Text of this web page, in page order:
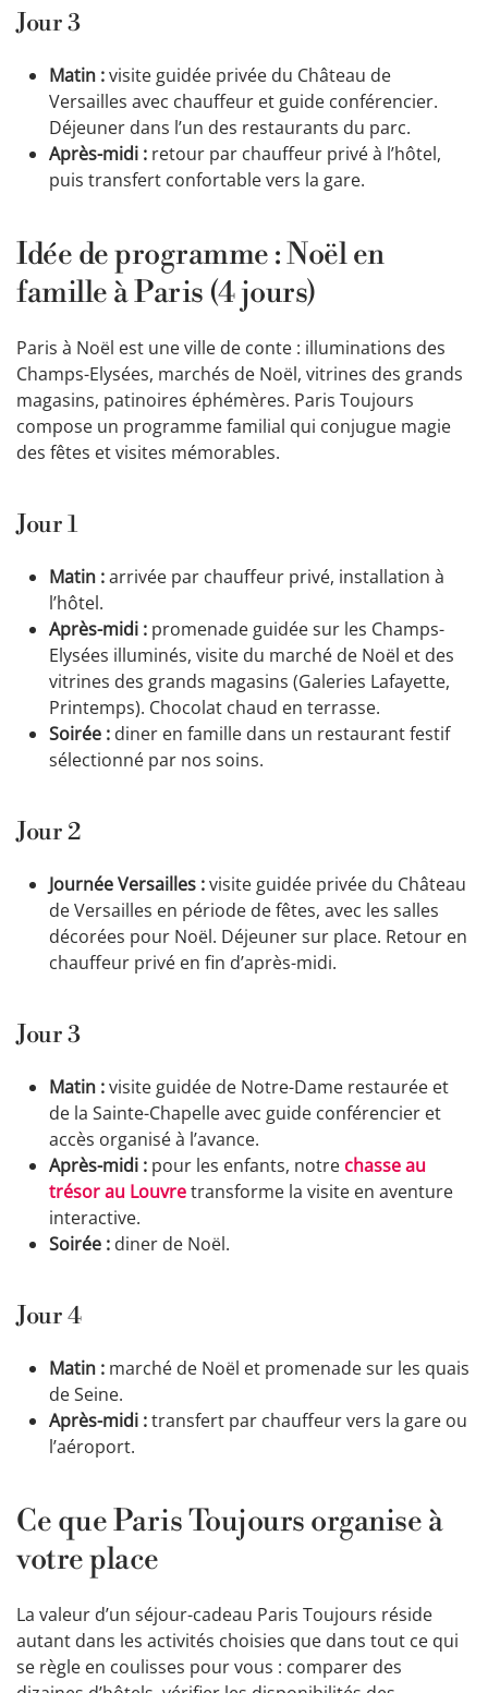
Jour 3
Matin :visite guidée privée du Château de
Versailles avec chauffeur et guide conférencier.
Déjeuner dans l’un des restaurants du parc.
Après-midi : retour par chauffeur privé à l’hôtel,
puis transfert confortable vers la gare.
Idée de programme : Noël en
famille à Paris (4 jours)
Paris à Noël est une ville de conte : illuminations des
Champs-Elysées, marchés de Noël, vitrines des grands
magasins, patinoires éphémères. Paris Toujours
compose un programme familial qui conjugue magie
des fêtes et visites mémorables.
Jour 1
Matin :arrivée par chauffeur privé, installation à
l’hôtel.
Après-midi : promenade guidée sur les Champs-
Elysées illuminés, visite du marché de Noël et des
vitrines des grands magasins (Galeries Lafayette,
Printemps). Chocolat chaud en terrasse.
Soirée : diner en famille dans un restaurant festif
sélectionné par nos soins.
Jour 2
Journée Versailles :visite guidée privée du Château
de Versailles en période de fêtes, avec les salles
décorées pour Noël. Déjeuner sur place. Retour en
chauffeur privé en fin d’après-midi.
Jour 3
Matin :visite guidée de Notre-Dame restaurée et
de la Sainte-Chapelle avec guide conférencier et
accès organisé à l’avance.
Après-midi : pour les enfants, notre chasse au
trésor au Louvretransforme la visite en aventure
interactive.
Soirée : diner de Noël.
Jour 4
Matin : marché de Noël et promenade sur les quais
de Seine.
Après-midi :transfert par chauffeur vers la gare ou
l’aéroport.
Ce que Paris Toujours organise à
votre place
La valeur d’un séjour-cadeau Paris Toujours réside
autant dans les activités choisies que dans tout ce qui
se règle en coulisses pour vous : comparer des